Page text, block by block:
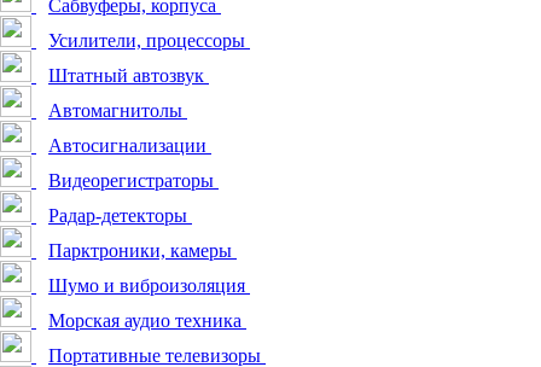
Сабвуферы, корпуса
Усилители, процессоры
Штатный автозвук
Автомагнитолы
Автосигнализации
Видеорегистраторы
Радар-детекторы
Парктроники, камеры
Шумо и виброизоляция
Морская аудио техника
Портативные телевизоры